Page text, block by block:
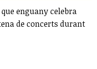
enguany celebra
de concerts durant